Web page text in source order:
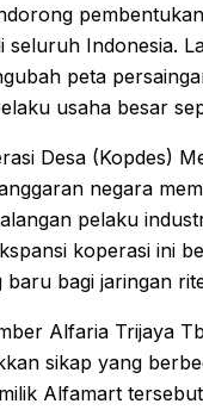
seluruh Indonesia.
peta
usaha besar
Desa (Kopdes)
negara
pelaku
koperasi ini
baru bagi jaringan
Alfaria Trijaya
sikap yang
Alfamart